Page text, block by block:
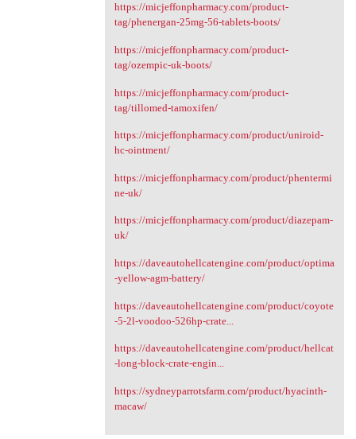
https://micjeffonpharmacy.com/product-
tag/phenergan-25mg-56-tablets-boots/
https://micjeffonpharmacy.com/product-
tag/ozempic-uk-boots/
https://micjeffonpharmacy.com/product-
tag/tillomed-tamoxifen/
https://micjeffonpharmacy.com/product/uniroid-
hc-ointment/
https://micjeffonpharmacy.com/product/phentermi
ne-uk/
https://micjeffonpharmacy.com/product/diazepam-
uk/
https://daveautohellcatengine.com/product/optima
-yellow-agm-battery/
https://daveautohellcatengine.com/product/coyote
-5-2l-voodoo-526hp-crate...
https://daveautohellcatengine.com/product/hellcat
-long-block-crate-engin...
https://sydneyparrotsfarm.com/product/hyacinth-
macaw/